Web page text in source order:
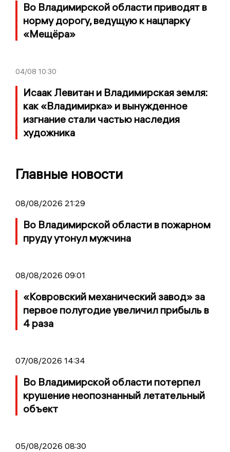
Во Владимирской области приводят в
норму дорогу, ведущую к нацпарку
«Мещёра»
04/08 10:30
Исаак Левитан и Владимирская земля:
как «Владимирка» и вынужденное
изгнание стали частью наследия
художника
Главные новости
08/08/2026 21:29
Во Владимирской области в пожарном
пруду утонул мужчина
08/08/2026 09:01
«Ковровский механический завод» за
первое полугодие увеличил прибыль в
4 раза
07/08/2026 14:34
Во Владимирской области потерпел
крушение неопознанный летательный
объект
05/08/2026 08:30